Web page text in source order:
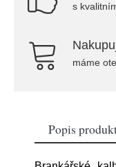
s
máme
Popis